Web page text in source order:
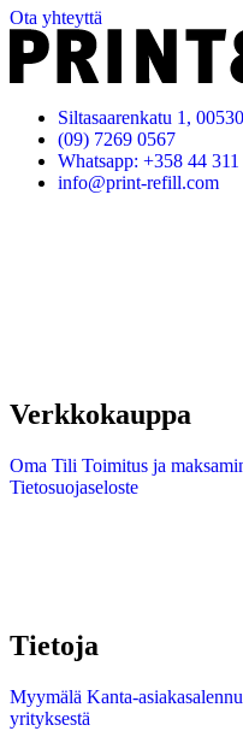
Ota yhteyttä
Siltasaarenkatu 1,
(09) 7269 0567
Whatsapp: +358 44
info@print-refill.com
Verkkokauppa
Oma Tili Toimitus ja
Tietosuojaseloste
Tietoja
Myymälä Kanta-
yrityksestä